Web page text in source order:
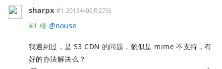
sharpx #1 2013年09月27日
#1 楼 @nouse
我遇到过，是 S3 CDN 的问题，貌似是 mime 不支持，有
好的办法解决么？